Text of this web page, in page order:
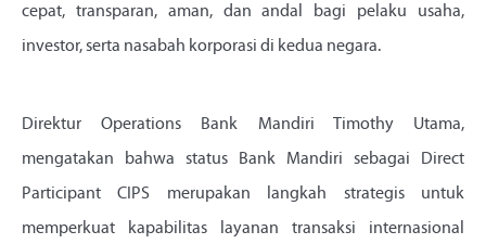
cepat, transparan, aman, dan andal bagi pelaku usaha,
investor, serta nasabah korporasi di kedua negara.
Direktur Operations Bank Mandiri Timothy Utama,
mengatakan bahwa status Bank Mandiri sebagai Direct
Participant CIPS merupakan langkah strategis untuk
memperkuat kapabilitas layanan transaksi internasional